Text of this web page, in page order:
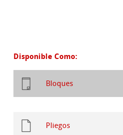
Disponible Como:
Bloques
Pliegos